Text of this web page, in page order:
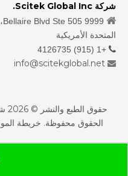
شركة Scitek Global Inc.

المتحدة الأمريكية

+1 (915) 4126735

info@scitekglobal.net
حقوق الطبع والنشر ©2026
الحقوق محفوظة. خريطة